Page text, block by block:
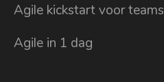
Agile kickstart voor teams
Agile in 1 dag